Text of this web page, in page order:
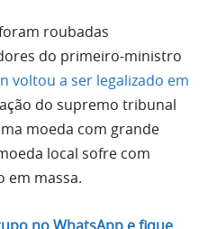
roubadas
do primeiro-ministro
voltou a ser legalizado em
do supremo tribunal
moeda com grande
local sofre com
em massa.